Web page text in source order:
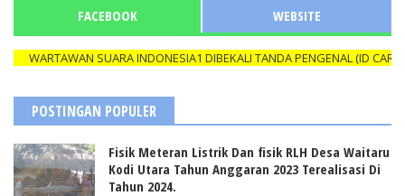
FACEBOOK WEBSITE
WARTAWAN SUARA INDONESIA1 DIBEKALI TANDA PENGENAL (ID CARD)
POSTINGAN POPULER
Fisik Meteran Listrik Dan fisik RLH Desa Waitaru
Kodi Utara Tahun Anggaran 2023 Terealisasi Di
Tahun 2024.